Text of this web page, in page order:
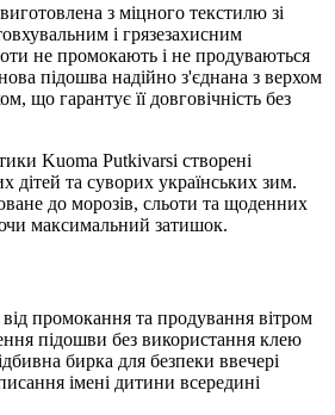
з міцного текстилю зі
і грязезахисним
не промокають і не продуваються
підошва надійно з'єднана з верхом
що гарантує її довговічність без
Kuoma Putkivarsi створені
дітей та суворих українських зим.
до морозів, сльоти та щоденних
максимальний затишок.
промокання та продування вітром
підошви без використання клею
бирка для безпеки ввечері
імені дитини всередині